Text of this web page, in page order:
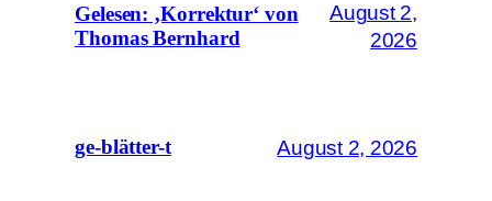
Gelesen: ‚Korrektur‘ von
Thomas Bernhard
August 2,
2026
ge-blätter-t August 2, 2026